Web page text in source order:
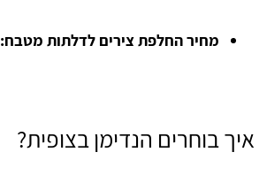
מחיר החלפת צירים לדלתות מטבח:
איך בוחרים הנדימן בצופית?